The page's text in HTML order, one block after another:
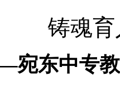
铸魂
东中专教